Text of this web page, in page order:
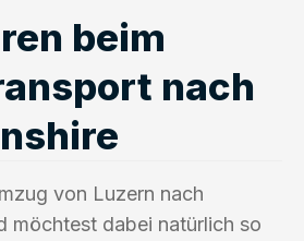
beim
nach
von Luzern nach
möchtest dabei natürlich so